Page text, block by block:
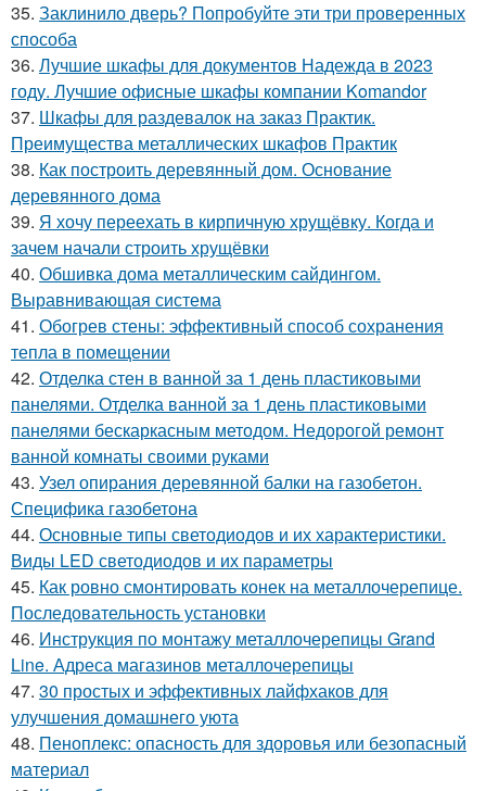
35. Заклинило дверь? Попробуйте эти три проверенных
способа
36. Лучшие шкафы для документов Надежда в 2023
году. Лучшие офисные шкафы компании Komandor
37. Шкафы для раздевалок на заказ Практик.
Преимущества металлических шкафов Практик
38. Как построить деревянный дом. Основание
деревянного дома
39. Я хочу переехать в кирпичную хрущёвку. Когда и
зачем начали строить хрущёвки
40. Обшивка дома металлическим сайдингом.
Выравнивающая система
41. Обогрев стены: эффективный способ сохранения
тепла в помещении
42. Отделка стен в ванной за 1 день пластиковыми
панелями. Отделка ванной за 1 день пластиковыми
панелями бескаркасным методом. Недорогой ремонт
ванной комнаты своими руками
43. Узел опирания деревянной балки на газобетон.
Специфика газобетона
44. Основные типы светодиодов и их характеристики.
Виды LED светодиодов и их параметры
45. Как ровно смонтировать конек на металлочерепице.
Последовательность установки
46. Инструкция по монтажу металлочерепицы Grand
Line. Адреса магазинов металлочерепицы
47. 30 простых и эффективных лайфхаков для
улучшения домашнего уюта
48. Пеноплекс: опасность для здоровья или безопасный
материал